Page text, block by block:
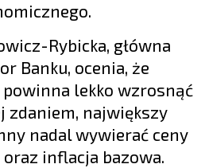
Rybicka, główna
Banku, ocenia, że
lekko wzrosnąć
zdaniem, największy
nadal wywierać ceny
inflacja bazowa.